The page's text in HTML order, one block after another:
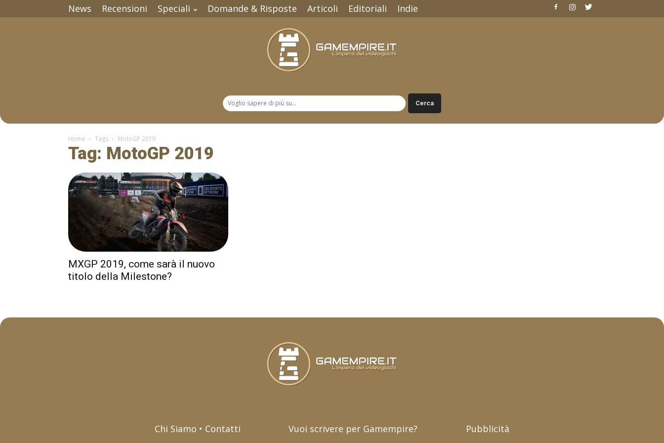
News Recensioni Speciali Domande & Risposte Articoli Editoriali Indie
Home Tags MotoGP 2019
Tag: MotoGP 2019
MXGP 2019, come sarà il nuovo
titolo della Milestone?
Chi Siamo • Contatti Vuoi scrivere per Gamempire? Pubblicità